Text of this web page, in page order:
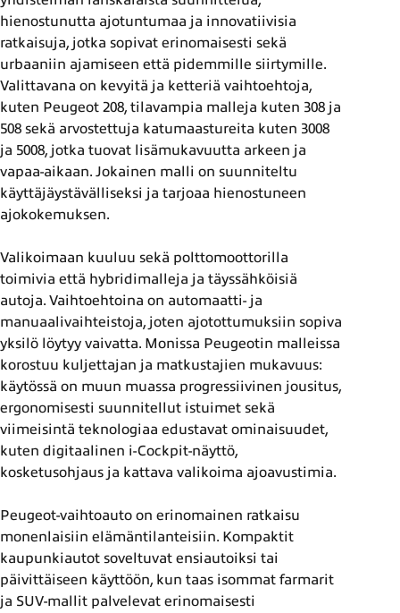
hienostunutta ajotuntumaa ja innovatiivisia
ratkaisuja, jotka sopivat erinomaisesti sekä
urbaaniin ajamiseen että pidemmille siirtymille.
Valittavana on kevyitä ja ketteriä vaihtoehtoja,
kuten Peugeot 208, tilavampia malleja kuten 308 ja
508 sekä arvostettuja katumaastureita kuten 3008
ja 5008, jotka tuovat lisämukavuutta arkeen ja
vapaa-aikaan. Jokainen malli on suunniteltu
käyttäjäystävälliseksi ja tarjoaa hienostuneen
ajokokemuksen.
Valikoimaan kuuluu sekä polttomoottorilla
toimivia että hybridimalleja ja täyssähköisiä
autoja. Vaihtoehtoina on automaatti- ja
manuaalivaihteistoja, joten ajotottumuksiin sopiva
yksilö löytyy vaivatta. Monissa Peugeotin malleissa
korostuu kuljettajan ja matkustajien mukavuus:
käytössä on muun muassa progressiivinen jousitus,
ergonomisesti suunnitellut istuimet sekä
viimeisintä teknologiaa edustavat ominaisuudet,
kuten digitaalinen i-Cockpit-näyttö,
kosketusohjaus ja kattava valikoima ajoavustimia.
Peugeot-vaihtoauto on erinomainen ratkaisu
monenlaisiin elämäntilanteisiin. Kompaktit
kaupunkiautot soveltuvat ensiautoiksi tai
päivittäiseen käyttöön, kun taas isommat farmarit
ja SUV-mallit palvelevat erinomaisesti